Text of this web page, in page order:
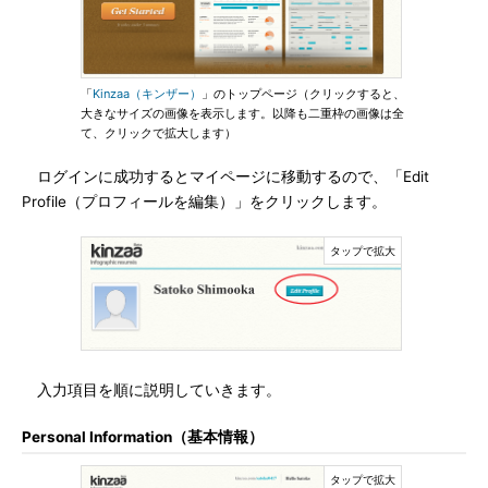
「Kinzaa（キンザー）
」のトップページ（クリックすると、
大きなサイズの画像を表示します。以降も二重枠の画像は全
て、クリックで拡大します）
ログインに成功するとマイページに移動するので、「Edit
Profile（プロフィールを編集）」をクリックします。
入力項目を順に説明していきます。
Personal Information（基本情報）